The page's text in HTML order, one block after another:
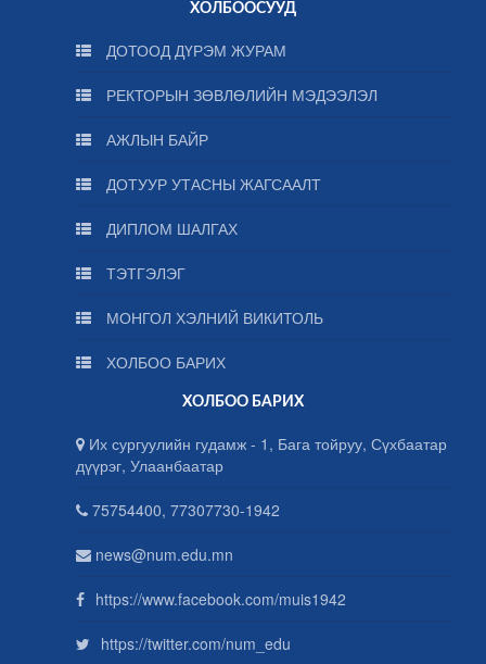
ХОЛБООСУУД
ДОТООД ДҮРЭМ ЖУРАМ
РЕКТОРЫН ЗӨВЛӨЛИЙН МЭДЭЭЛЭЛ
АЖЛЫН БАЙР
ДОТУУР УТАСНЫ ЖАГСААЛТ
ДИПЛОМ ШАЛГАХ
ТЭТГЭЛЭГ
МОНГОЛ ХЭЛНИЙ ВИКИТОЛЬ
ХОЛБОО БАРИХ
ХОЛБОО БАРИХ
Их сургуулийн гудамж - 1, Бага тойруу, Сүхбаатар
дүүрэг, Улаанбаатар
75754400, 77307730-1942
news@num.edu.mn
https://www.facebook.com/muis1942
https://twitter.com/num_edu